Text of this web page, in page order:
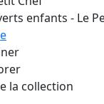
enfants - Le
la collection